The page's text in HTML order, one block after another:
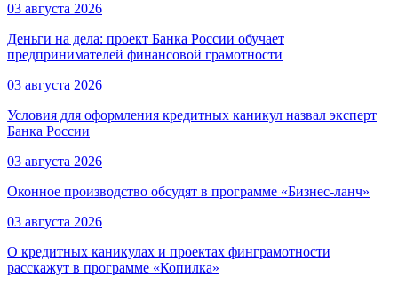
03 августа 2026
Деньги на дела: проект Банка России обучает
предпринимателей финансовой грамотности
03 августа 2026
Условия для оформления кредитных каникул назвал эксперт
Банка России
03 августа 2026
Оконное производство обсудят в программе «Бизнес-ланч»
03 августа 2026
О кредитных каникулах и проектах финграмотности
расскажут в программе «Копилка»